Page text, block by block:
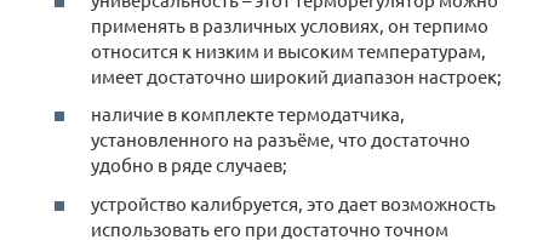
применять в различных условиях, он терпимо
относится к низким и высоким температурам,
имеет достаточно широкий диапазон настроек;
наличие в комплекте термодатчика,
установленного на разъёме, что достаточно
удобно в ряде случаев;
устройство калибруется, это дает возможность
использовать его при достаточно точном